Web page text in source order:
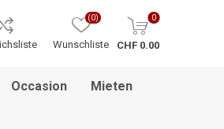
Wunschliste
(0) 0
CHF 0.00
Occasion Mieten